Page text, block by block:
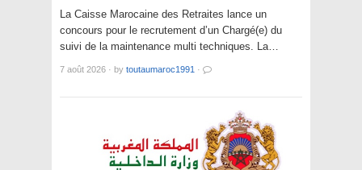
La Caisse Marocaine des Retraites lance un
concours pour le recrutement d’un Chargé(e) du
suivi de la maintenance multi techniques. La…
7 août 2026 · by toutaumaroc1991 ·